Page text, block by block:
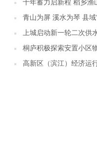
十年蓄力启新程 稻乡渔
青山为屏 溪水为琴 县域
上城启动新一轮二次供
桐庐积极探索安置小区
高新区（滨江）经济运